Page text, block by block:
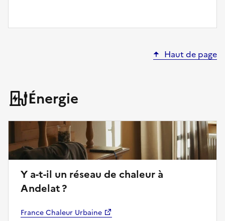
Haut de page
Énergie
Y a-t-il un réseau de chaleur à
Andelat ?
France Chaleur Urbaine